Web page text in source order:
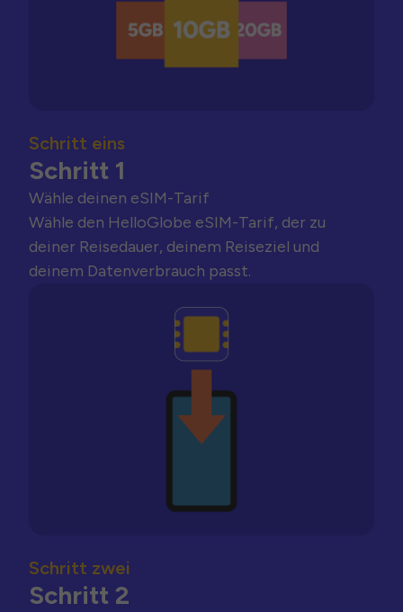
Schritt eins
Schritt 1
Wähle deinen eSIM-Tarif
Wähle den HelloGlobe eSIM-Tarif, der zu
deiner Reisedauer, deinem Reiseziel und
deinem Datenverbrauch passt.
Schritt zwei
Schritt 2